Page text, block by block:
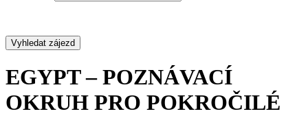
EGYPT – POZNÁVACÍ
OKRUH PRO POKROČILÉ